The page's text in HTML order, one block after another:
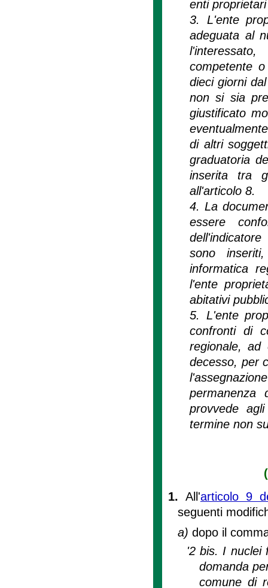
enti
3. L'ente
adeguata al
competente
dieci giorni
non si sia
giustificato
di altri
graduatoria
inserita tra
all'articolo 8.
4. La
essere
sono
informatica
l'ente
abitativi
5. L'ente
confronti di
regionale, ad
decesso, per
permanenza
provvede
termine non
1. All'articolo 9
seguenti
a) dopo il
'2 bis. I nuclei
domanda
comune di